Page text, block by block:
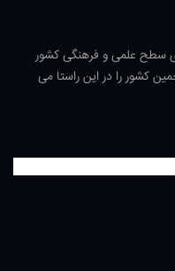
سطح علمی و فرهنگی کشور
کشور را در این راستا می